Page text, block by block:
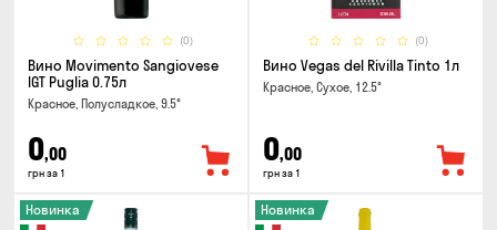
(0)
Вино Movimento Sangiovese
IGT Puglia 0.75л
Красное, Полусладкое, 9.5°
0,00
грн за 1
(0)
Вино Vegas del Rivilla Tinto 1л
Красное, Сухое, 12.5°
0,00
грн за 1
Новинка Новинка